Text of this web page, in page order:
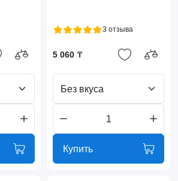
3 отзыва
5 060 ₸
Без вкуса
Купить